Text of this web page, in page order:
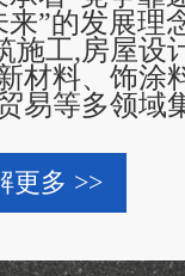
”的发展理
施工,房屋设
材料、饰涂
易等多领域
更多 >>